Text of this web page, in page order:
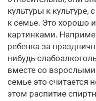
культуры к культуре,
к семье. Это хорошо
картинками.
ребенка за
нибудь
вместе со
семье это
этом распитие